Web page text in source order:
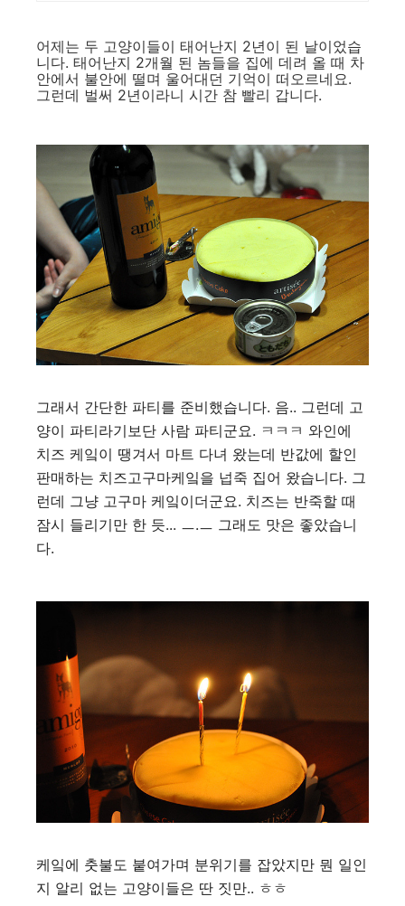
어제는 두 고양이들이 태어난지 2년이 된 날이었습
니다. 태어난지 2개월 된 놈들을 집에 데려 올 때 차
안에서 불안에 떨며 울어대던 기억이 떠오르네요.
그런데 벌써 2년이라니 시간 참 빨리 갑니다.
그래서 간단한 파티를 준비했습니다. 음.. 그런데 고
양이 파티라기보단 사람 파티군요. ㅋㅋㅋ 와인에
치즈 케잌이 땡겨서 마트 다녀 왔는데 반값에 할인
판매하는 치즈고구마케잌을 넙죽 집어 왔습니다. 그
런데 그냥 고구마 케잌이더군요. 치즈는 반죽할 때
잠시 들리기만 한 듯... ㅡ.ㅡ 그래도 맛은 좋았습니
다.
케잌에 춧불도 붙여가며 분위기를 잡았지만 뭔 일인
지 알리 없는 고양이들은 딴 짓만.. ㅎㅎ